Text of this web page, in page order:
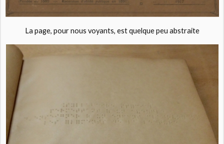
La page, pour nous voyants, est quelque peu abstraite